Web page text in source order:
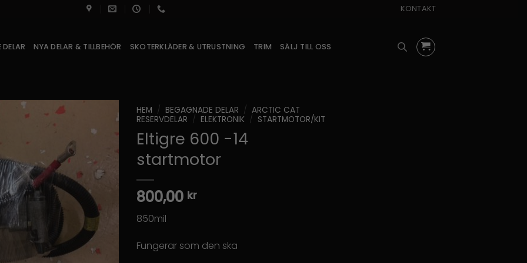
KONTAKT
NYA DELAR & TILLBEHÖR SKOTERKLÄDER & UTRUSTNING TRIM SÄLJ TILL OSS
HEM / BEGAGNADE DELAR / ARCTIC CAT
RESERVDELAR / ELEKTRONIK / STARTMOTOR/KIT
Eltigre 600 -14
startmotor
800,00 kr
850mil
Fungerar som den ska